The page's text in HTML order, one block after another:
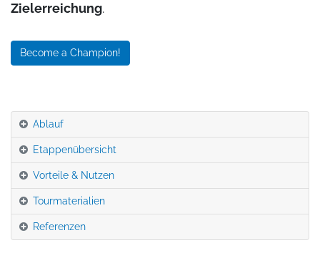
Zielerreichung.
Become a Champion!
Ablauf
Etappenübersicht
Vorteile & Nutzen
Tourmaterialien
Referenzen